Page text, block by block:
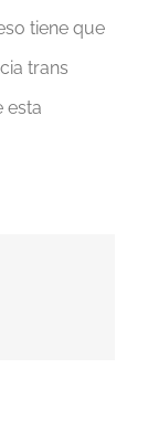
tiene que
trans
esta